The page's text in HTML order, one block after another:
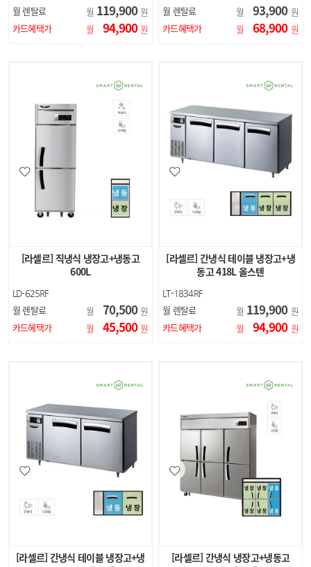
월 렌탈료 월 119,900 원
카드혜택가
월 94,900 원
월 렌탈료 월 93,900 원
카드혜택가
월 68,900 원
[라셀르] 직냉식 냉장고+냉동고
600L
LD-625RF
월 렌탈료 월 70,500 원
카드혜택가
월 45,500 원
[라셀르] 간냉식 테이블 냉장고+냉
동고 418L 올스텐
LT-1834RF
월 렌탈료 월 119,900 원
카드혜택가
월 94,900 원
[라셀르] 간냉식 테이블 냉장고+냉
[라셀르] 간냉식 냉장고+냉동고